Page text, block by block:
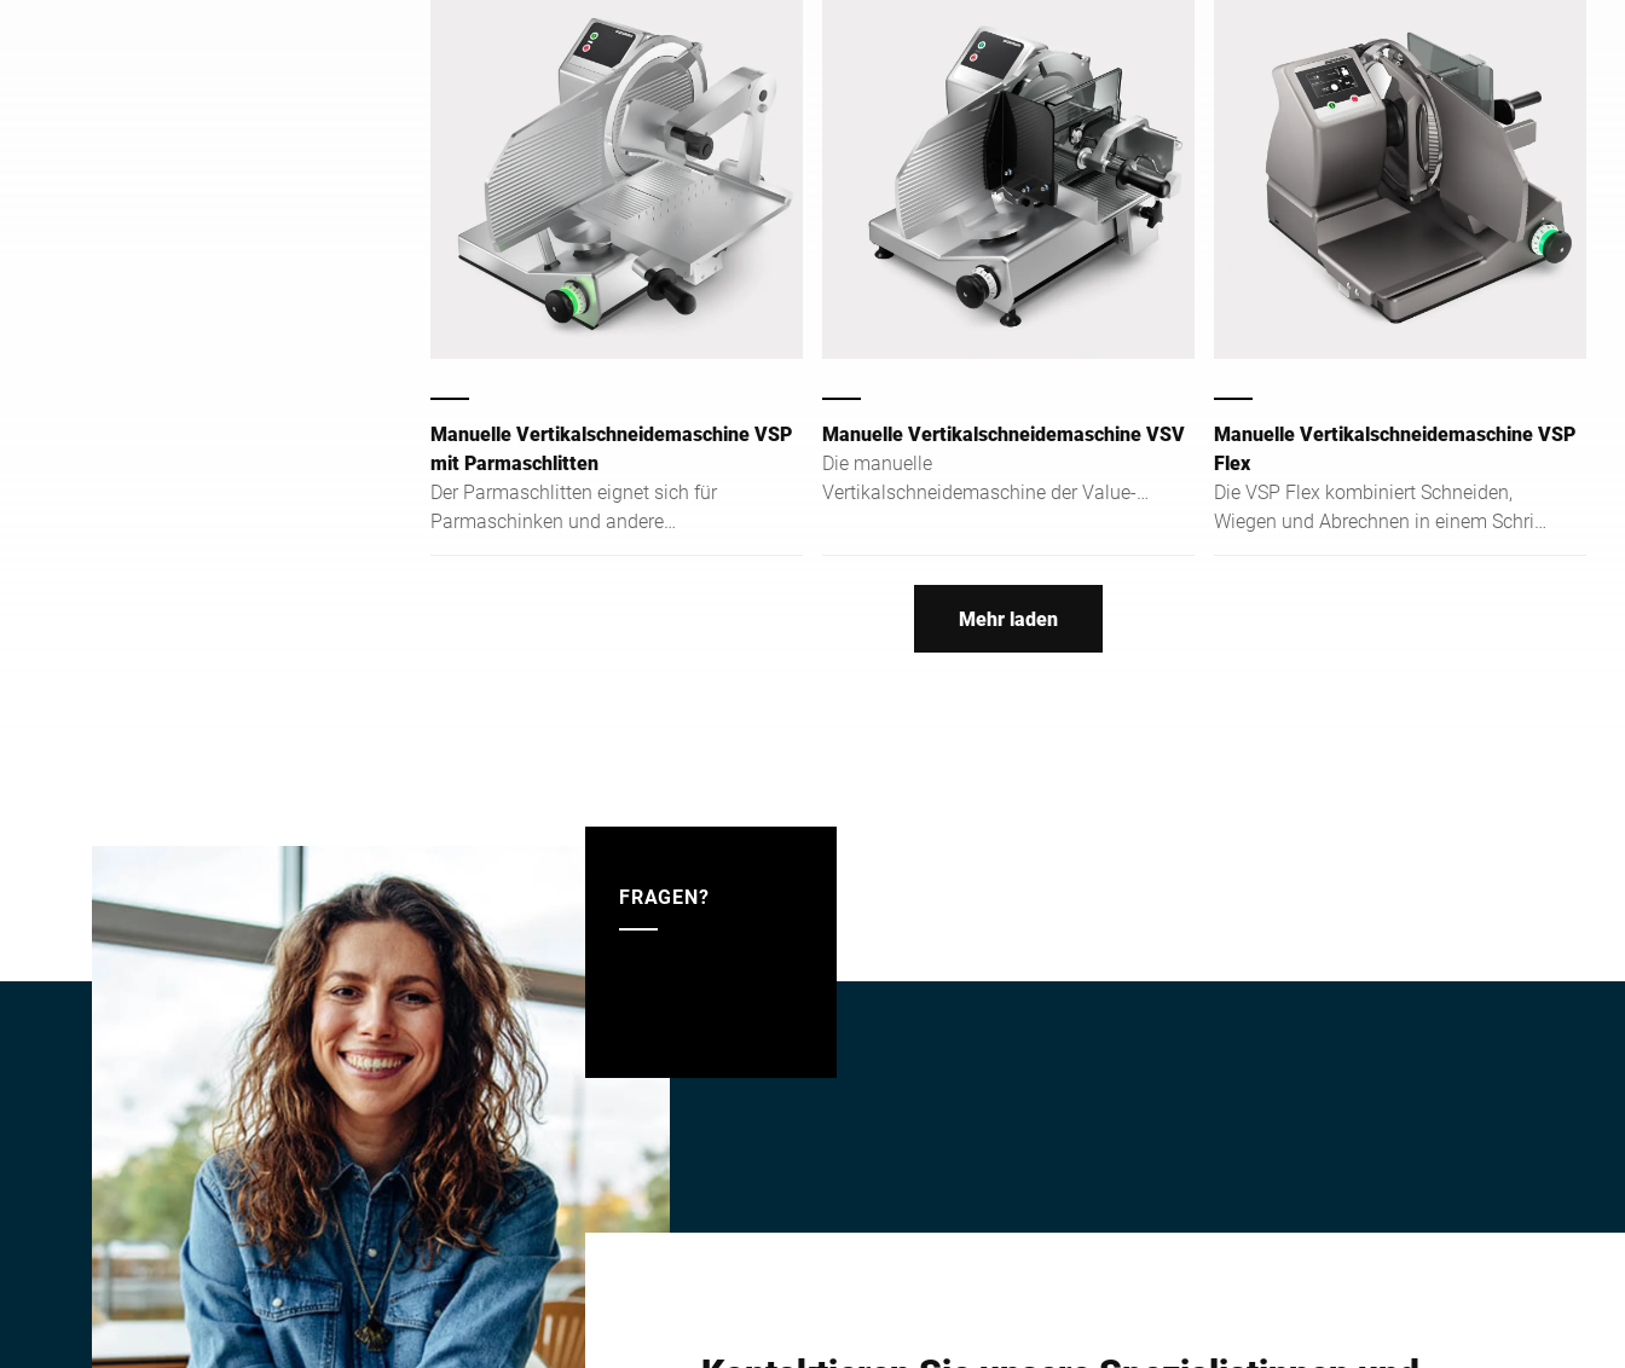
Manuelle Vertikalschneidemaschine VSP
mit Parmaschlitten
Der Parmaschlitten eignet sich für
Parmaschinken und andere
Manuelle Vertikalschneidemaschine VSV
Die manuelle
Vertikalschneidemaschine der Value-
Manuelle Vertikalschneidemaschine VSP
Flex
Die VSP Flex kombiniert Schneiden,
Wiegen und Abrechnen in einem Schritt
Mehr laden
FRAGEN?